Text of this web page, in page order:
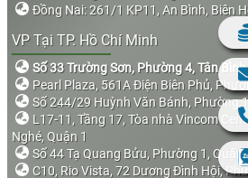
Đồng Nai: 261/1 KP11, An Bình, Biên
VP Tại TP. Hồ Chí Minh
Số 33 Trường Sơn, Phường 4, Tân Bình
Pearl Plaza, 561A Điện Biên Phủ,
Số 244/29 Huỳnh Văn Bánh, Phường
L17-11, Tầng 17, Tòa nhà Vincom
Nghé, Quận 1
Số 44 Tạ Quang Bửu, Phường 1, Quận
C10, Rio Vista, 72 Dương Đình Hội,